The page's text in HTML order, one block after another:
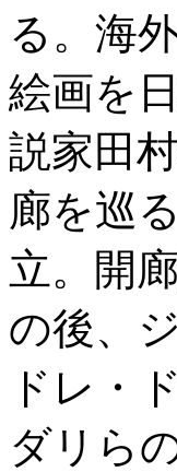
る。海
絵画を
説家田
廊を巡
立。開
の後、
ドレ・
ダリら